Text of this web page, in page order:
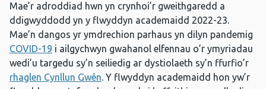
Mae’r adroddiad hwn yn crynhoi’r gweithgaredd a
ddigwyddodd yn y flwyddyn academaidd 2022-23.
Mae’n dangos yr ymdrechion parhaus yn dilyn pandemig
COVID-19 i ailgychwyn gwahanol elfennau o’r ymyriadau
wedi’u targedu sy’n seiliedig ar dystiolaeth sy’n ffurfio’r
rhaglen Cynllun Gwên. Y flwyddyn academaidd hon yw’r